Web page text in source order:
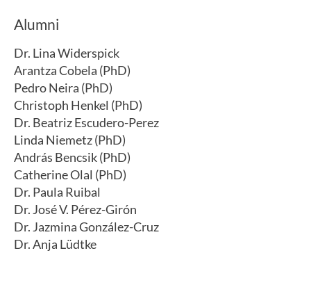
Alumni
Dr. Lina Widerspick
Arantza Cobela (PhD)
Pedro Neira (PhD)
Christoph Henkel (PhD)
Dr. Beatriz Escudero-Perez
Linda Niemetz (PhD)
András Bencsik (PhD)
Catherine Olal (PhD)
Dr. Paula Ruibal
Dr. José V. Pérez-Girón
Dr. Jazmina González-Cruz
Dr. Anja Lüdtke